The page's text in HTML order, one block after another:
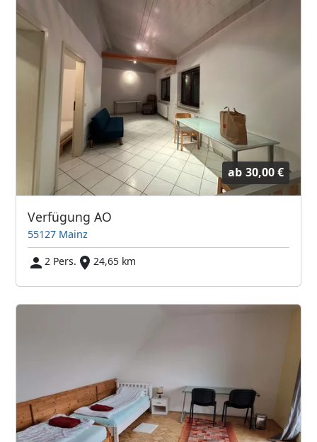
ab 30,00 €
Verfügung AO
55127 Mainz
2 Pers.
24,65 km